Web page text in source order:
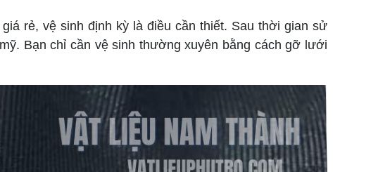
rẻ, vệ sinh định kỳ là điều cần thiết. Sau thời gian sử
Bạn chỉ cần vệ sinh thường xuyên bằng cách gỡ lưới